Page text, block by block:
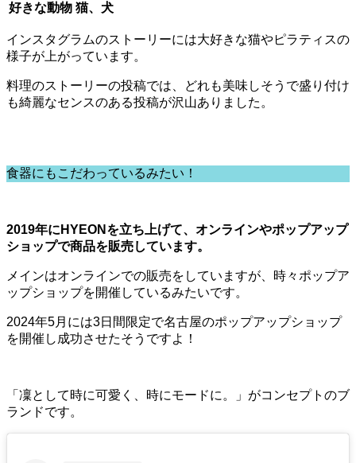
好きな動物 猫、犬
インスタグラムのストーリーには大好きな猫やピラティスの
様子が上がっています。
料理のストーリーの投稿では、どれも美味しそうで盛り付け
も綺麗なセンスのある投稿が沢山ありました。
食器にもこだわっているみたい！
2019年にHYEONを立ち上げて、オンラインやポップアップ
ショップで商品を販売しています。
メインはオンラインでの販売をしていますが、時々ポップア
ップショップを開催しているみたいです。
2024年5月には3日間限定で名古屋のポップアップショップ
を開催し成功させたそうですよ！
「凜として時に可愛く、時にモードに。」がコンセプトのブ
ランドです。